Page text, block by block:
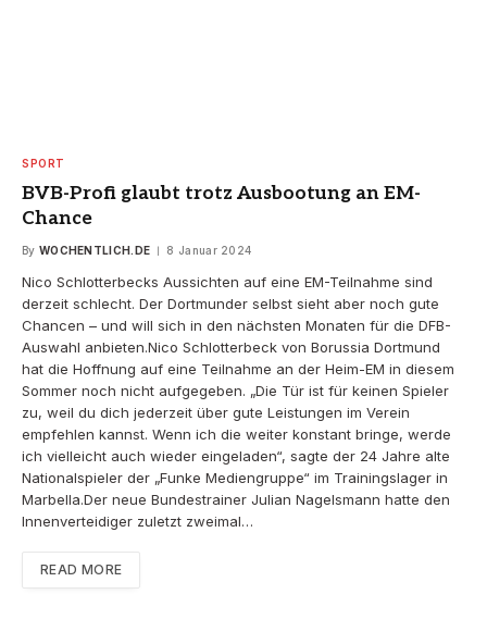
SPORT
BVB-Profi glaubt trotz Ausbootung an EM-
Chance
By WOCHENTLICH.DE 8 Januar 2024
Nico Schlotterbecks Aussichten auf eine EM-Teilnahme sind
derzeit schlecht. Der Dortmunder selbst sieht aber noch gute
Chancen – und will sich in den nächsten Monaten für die DFB-
Auswahl anbieten.Nico Schlotterbeck von Borussia Dortmund
hat die Hoffnung auf eine Teilnahme an der Heim-EM in diesem
Sommer noch nicht aufgegeben. „Die Tür ist für keinen Spieler
zu, weil du dich jederzeit über gute Leistungen im Verein
empfehlen kannst. Wenn ich die weiter konstant bringe, werde
ich vielleicht auch wieder eingeladen“, sagte der 24 Jahre alte
Nationalspieler der „Funke Mediengruppe“ im Trainingslager in
Marbella.Der neue Bundestrainer Julian Nagelsmann hatte den
Innenverteidiger zuletzt zweimal…
READ MORE